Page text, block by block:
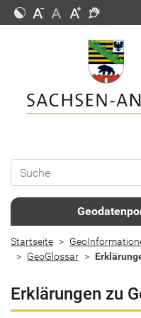
Startseite
GeoGlossar
Erklärungen zu